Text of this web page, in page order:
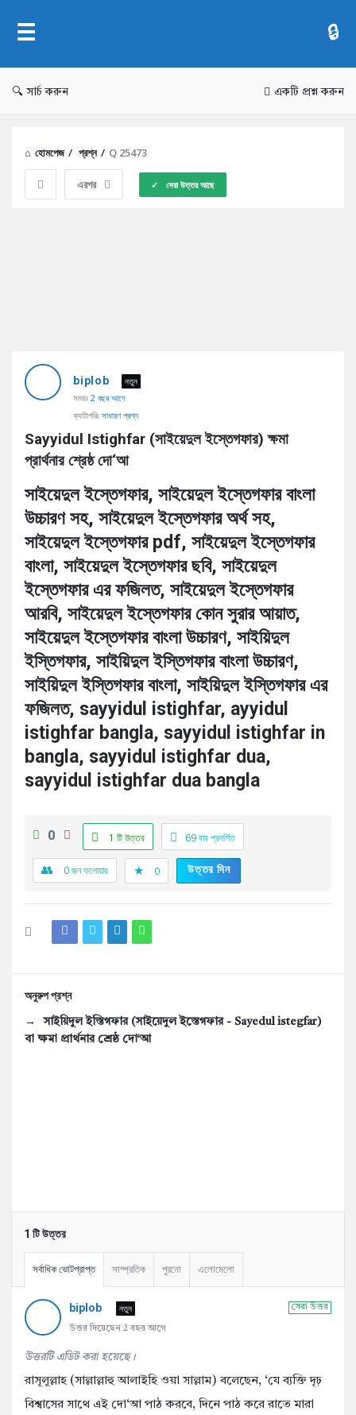
সার্চ করুন একটি প্রশ্ন করুন
হোমপেজ / প্রশ্ন / Q 25473
এরপর সেরা উত্তর আছে
AddaBuzz.net
Latest
biplob
নতুন
সময়ঃ 2 বছর আগে
ক্যাটাগরিঃ সাধারণ প্রশ্ন
Sayyidul Istighfar (সাইয়েদুল ইস্তেগফার) ক্ষমা
প্রার্থনার শ্রেষ্ঠ দো‘আ
সাইয়েদুল ইস্তেগফার, সাইয়েদুল ইস্তেগফার বাংলা
উচ্চারণ সহ, সাইয়েদুল ইস্তেগফার অর্থ সহ,
সাইয়েদুল ইস্তেগফার pdf, সাইয়েদুল ইস্তেগফার
বাংলা, সাইয়েদুল ইস্তেগফার ছবি, সাইয়েদুল
ইস্তেগফার এর ফজিলত, সাইয়েদুল ইস্তেগফার
আরবি, সাইয়েদুল ইস্তেগফার কোন সুরার আয়াত,
সাইয়েদুল ইস্তেগফার বাংলা উচ্চারণ, সাইয়িদুল
ইস্তিগফার, সাইয়িদুল ইস্তিগফার বাংলা উচ্চারণ,
সাইয়িদুল ইস্তিগফার বাংলা, সাইয়িদুল ইস্তিগফার এর
ফজিলত, sayyidul istighfar, ayyidul
istighfar bangla, sayyidul istighfar in
bangla, sayyidul istighfar dua,
sayyidul istighfar dua bangla
0 1 টি উত্তর 69বার প্রদর্শিত
0জন ফলোয়ার 0 উত্তর দিন
অনুরুপ প্রশ্ন
সাইয়িদুল ইস্তিগফার (সাইয়েদুল ইস্তেগফার - Sayedul istegfar)
বা ক্ষমা প্রার্থনার শ্রেষ্ঠ দো‘আ
1 টি উত্তর
সর্বাধিক ভোটপ্রাপ্ত সাম্প্রতিক পুরনো এলোমেলো
সেরা উত্তর
biplob নতুন
উত্তর দিয়েছেন 2 বছর আগে
উত্তরটি এডিট করা হয়েছে।
রাসূলুল্লাহ (সাল্লাল্লাহু আলাইহি ওয়া সাল্লাম) বলেছেন, ‘যে ব্যক্তি দৃঢ়
বিশ্বাসের সাথে এই দো‘আ পাঠ করবে, দিনে পাঠ করে রাতে মারা